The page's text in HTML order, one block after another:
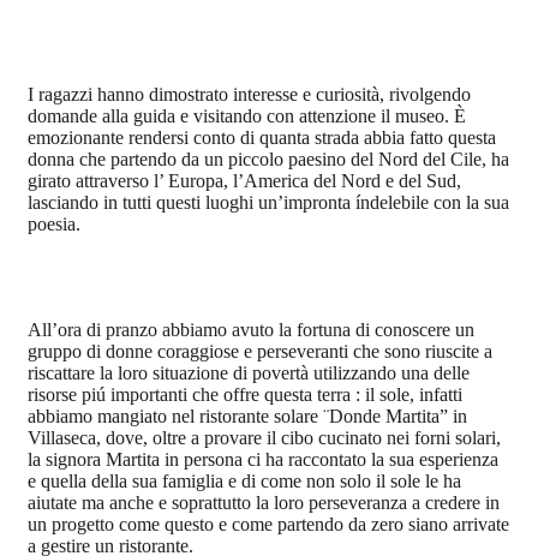
I ragazzi hanno dimostrato interesse e curiosità, rivolgendo
domande alla guida e visitando con attenzione il museo. È
emozionante rendersi conto di quanta strada abbia fatto questa
donna che partendo da un piccolo paesino del Nord del Cile, ha
girato attraverso l’ Europa, l’America del Nord e del Sud,
lasciando in tutti questi luoghi un’impronta índelebile con la sua
poesia.
All’ora di pranzo abbiamo avuto la fortuna di conoscere un
gruppo di donne coraggiose e perseveranti che sono riuscite a
riscattare la loro situazione di povertà utilizzando una delle
risorse piú importanti che offre questa terra : il sole, infatti
abbiamo mangiato nel ristorante solare ¨Donde Martita” in
Villaseca, dove, oltre a provare il cibo cucinato nei forni solari,
la signora Martita in persona ci ha raccontato la sua esperienza
e quella della sua famiglia e di come non solo il sole le ha
aiutate ma anche e soprattutto la loro perseveranza a credere in
un progetto come questo e come partendo da zero siano arrivate
a gestire un ristorante.